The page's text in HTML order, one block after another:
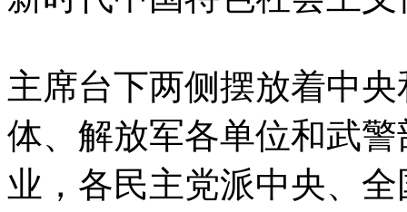
主席台下两侧摆放着中
体、解放军各单位和武
业，各民主党派中央、